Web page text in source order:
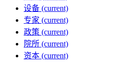
设备 (current)
专家 (current)
政策 (current)
院所 (current)
资本 (current)